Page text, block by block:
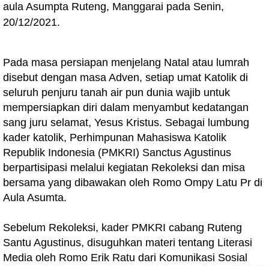
aula Asumpta Ruteng, Manggarai pada Senin,
20/12/2021.
Pada masa persiapan menjelang Natal atau lumrah
disebut dengan masa Adven, setiap umat Katolik di
seluruh penjuru tanah air pun dunia wajib untuk
mempersiapkan diri dalam menyambut kedatangan
sang juru selamat, Yesus Kristus. Sebagai lumbung
kader katolik, Perhimpunan Mahasiswa Katolik
Republik Indonesia (PMKRI) Sanctus Agustinus
berpartisipasi melalui kegiatan Rekoleksi dan misa
bersama yang dibawakan oleh Romo Ompy Latu Pr di
Aula Asumta.
Sebelum Rekoleksi, kader PMKRI cabang Ruteng
Santu Agustinus, disuguhkan materi tentang Literasi
Media oleh Romo Erik Ratu dari Komunikasi Sosial